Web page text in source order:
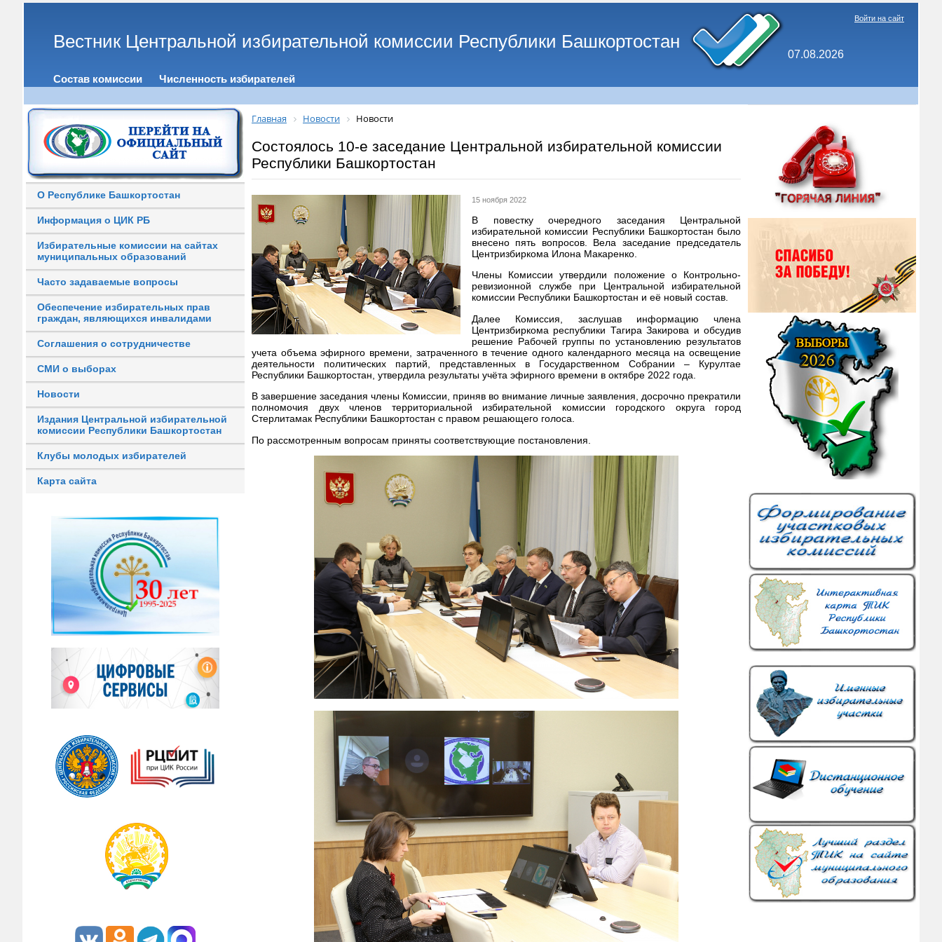
Вестник Центральной избирательной комиссии Республики Башкортостан
07.08.2026
Войти на сайт
Состав комиссии Численность избирателей
О Республике Башкортостан
Информация о ЦИК РБ
Избирательные комиссии на сайтах
муниципальных образований
Часто задаваемые вопросы
Обеспечение избирательных прав
граждан, являющихся инвалидами
Соглашения о сотрудничестве
СМИ о выборах
Новости
Издания Центральной избирательной
комиссии Республики Башкортостан
Клубы молодых избирателей
Карта сайта
Главная Новости Новости
Состоялось 10-е заседание Центральной избирательной комиссии
Республики Башкортостан
15 ноября 2022
В повестку очередного заседания Центральной
избирательной комиссии Республики Башкортостан было
внесено пять вопросов. Вела заседание председатель
Центризбиркома Илона Макаренко.
Члены Комиссии утвердили положение о Контрольно-
ревизионной службе при Центральной избирательной
комиссии Республики Башкортостан и её новый состав.
Далее Комиссия, заслушав информацию члена
Центризбиркома республики Тагира Закирова и обсудив
решение Рабочей группы по установлению результатов
учета объема эфирного времени, затраченного в течение одного календарного месяца на освещение
деятельности политических партий, представленных в Государственном Собрании – Курултае
Республики Башкортостан, утвердила результаты учёта эфирного времени в октябре 2022 года.
В завершение заседания члены Комиссии, приняв во внимание личные заявления, досрочно прекратили
полномочия двух членов территориальной избирательной комиссии городского округа город
Стерлитамак Республики Башкортостан с правом решающего голоса.
По рассмотренным вопросам приняты соответствующие постановления.